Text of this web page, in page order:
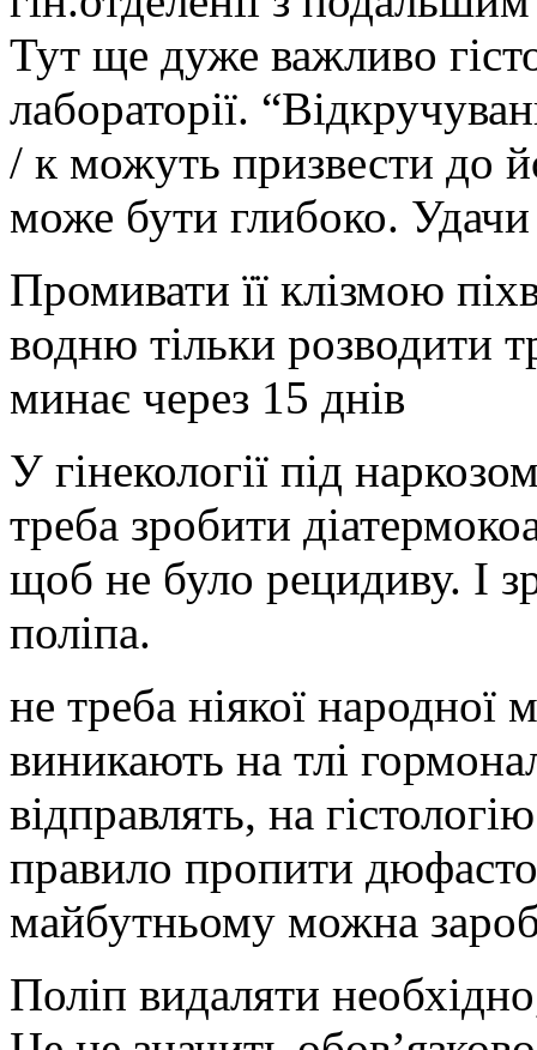
Тут ще дуже важливо
лабораторії.
/ к можуть призвести до
може бути глибоко.
Промивати її клізмою
водню тільки розводити
минає через 15 днів
У гінекології під
треба зробити
щоб не було рецидиву. І
поліпа.
не треба ніякої народної
виникають на тлі
відправлять, на
правило пропити
майбутньому можна
Поліп видаляти